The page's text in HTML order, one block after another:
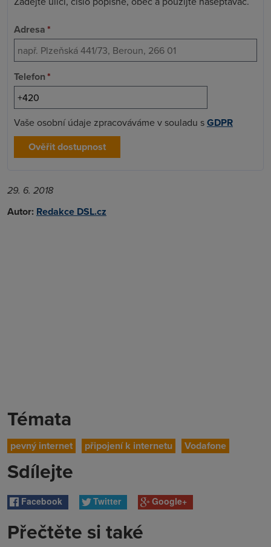
Adresa*
Telefon*
Vaše osobní údaje zpracováváme v souladu sGDPR
Ověřit dostupnost
29. 6. 2018
Autor: Redakce DSL.cz
Témata
pevný internet připojení k internetu Vodafone
Sdílejte
Facebook Twitter Google+
Přečtěte si také